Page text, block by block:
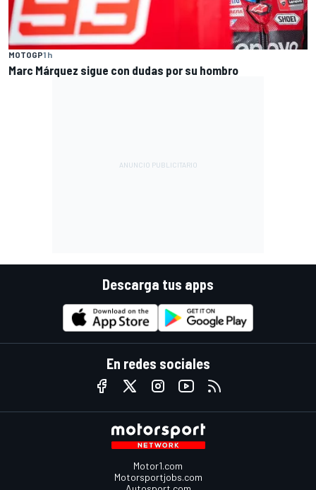
MOTOGP1 h
Marc Márquez sigue con dudas por su hombro
Descarga tus apps
En redes sociales
Motor1.com
Motorsportjobs.com